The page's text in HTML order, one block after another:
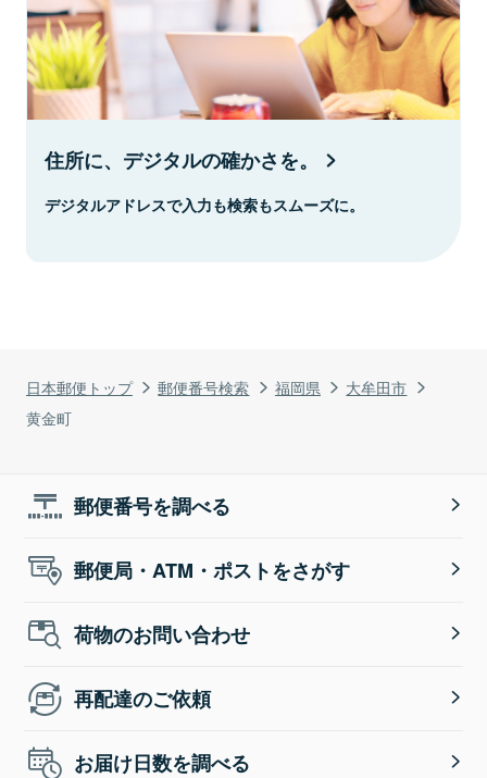
日本郵便トップ 郵便番号検索 福岡県
大牟田市
黄金町
住所に、デジタルの確かさを。
デジタルアドレスで入力も検索もスムーズに。
郵便番号を調べる
郵便局・ATM・ポストをさがす
荷物のお問い合わせ
再配達のご依頼
お届け日数を調べる